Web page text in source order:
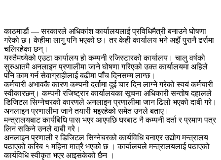
काठमाडौं — सरकारले अधिकांश कार्यालयलाई प्रविधिमैत्री बनाउने घोषणा
गरेको छ। केहीमा लागु पनि भएको छ। तर केही कार्यालय भने अझैं पुरानै ढर्रामा
चलिरहेका छन्।
यस्तैमध्येको एउटा कार्यालय हो कम्पनी रजिस्टारको कार्यालय। चालु वर्षको
सुरुआतमै अनलाइन प्रणालीमा जाने घोषणा गरिएको उक्त कार्यालयमा अहिले
पनि काम गर्न सेवाग्राहीलाई बढीमा पाँच दिनसम्म लाग्छ।
कर्मचारी अभावकै कारण कम्पनी दर्तामा दुई चार दिन लाग्ने गरेको स्वयं कर्मचारी
स्वीकारछन्। कम्पनी रजिष्ट्रार कार्यालयका सूचना अधिकारी सन्तोष दहालले
डिजिटल सिग्नेचरको कारणले अनलाइन प्रणालीमा जान ढिलो भएको दाबी गरे।
अनलाइन प्रणालीमा जाने तयारी भइरहेको समेत उनले बताए।
मन्त्रालयबाट कार्यबिधि पास भएर आएपछि घरबाट नै कम्पनी दर्ता र प्रमाण पत्र
लिन सकिने उनले दाबी गरे।
अनलाइन प्रणाली र डिजिटल सिग्नेचरको कार्यविधि बनाएर उद्योग मन्त्रालय
पठाएको करिब १ महिना मात्रै भएको छ । कार्यालयले मन्त्रालयलाई पठाएको
कार्यविधि स्वीकृत भएर आइसकेको छैन ।